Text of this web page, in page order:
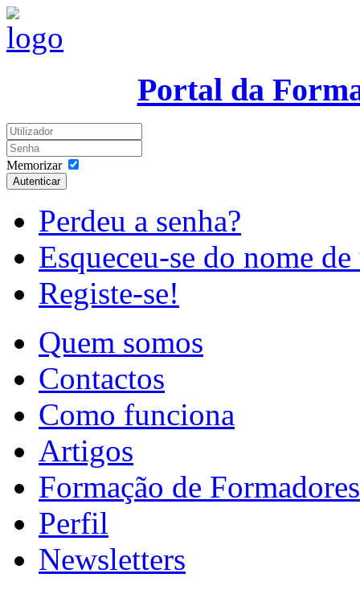
Portal da
Memorizar
Autenticar
Perdeu a senha?
Esqueceu-se do nome
Registe-se!
Quem somos
Contactos
Como funciona
Artigos
Formação de Formadores
Perfil
Newsletters